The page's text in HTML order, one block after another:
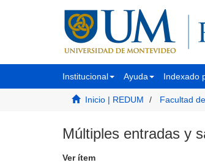
Institucional Ayuda Indexado
Inicio | REDUM Facultad
Múltiples entradas y
Ver ítem